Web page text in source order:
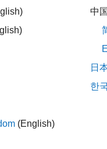
, 또는 추가 분석을 위해
보내기. 예제는
Export
조하십시오.
(English)
中国
日
한